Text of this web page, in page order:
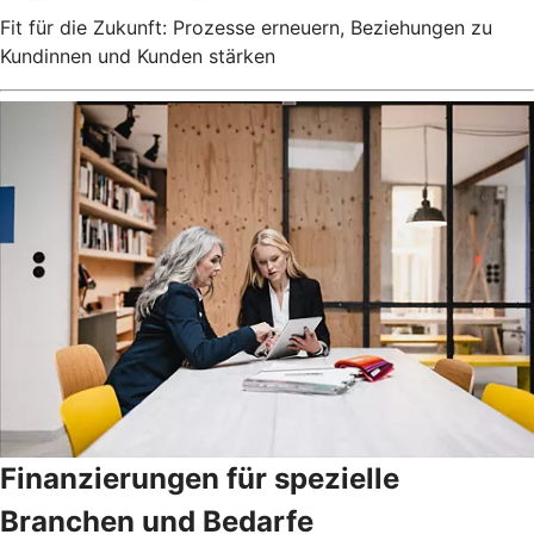
Fit für die Zukunft: Prozesse erneuern, Beziehungen zu
Kundinnen und Kunden stärken
Finanzierungen für spezielle
Branchen und Bedarfe